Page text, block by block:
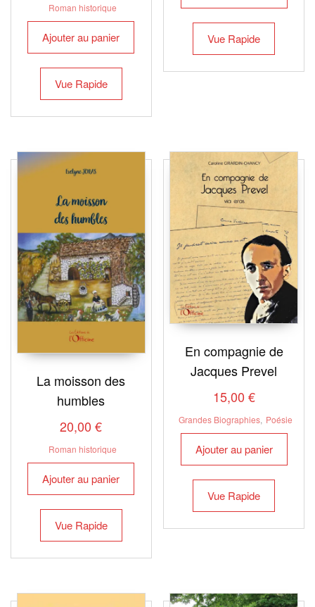
Roman historique
Ajouter au panier
Vue Rapide
Vue Rapide
La moisson des
humbles
20,00€
Roman historique
Ajouter au panier
Vue Rapide
En compagnie de
Jacques Prevel
15,00 €
Grandes Biographies, Poésie
Ajouter au panier
Vue Rapide